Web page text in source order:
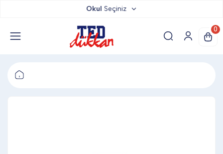
TED YAYINLARI
Okul Seçiniz
0